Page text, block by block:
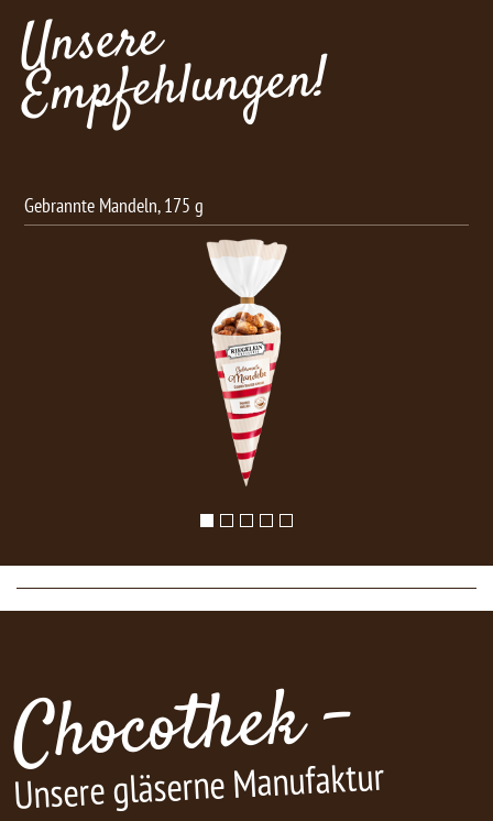
Unsere
Empfehlungen!
Chocothek -
Unsere gläserne Manufaktur